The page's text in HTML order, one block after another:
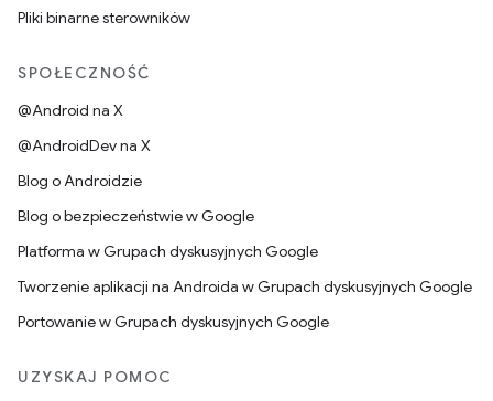
Pliki binarne sterowników
SPOŁECZNOŚĆ
@Android na X
@AndroidDev na X
Blog o Androidzie
Blog o bezpieczeństwie w Google
Platforma w Grupach dyskusyjnych Google
Tworzenie aplikacji na Androida w Grupach dyskusyjnych Google
Portowanie w Grupach dyskusyjnych Google
UZYSKAJ POMOC